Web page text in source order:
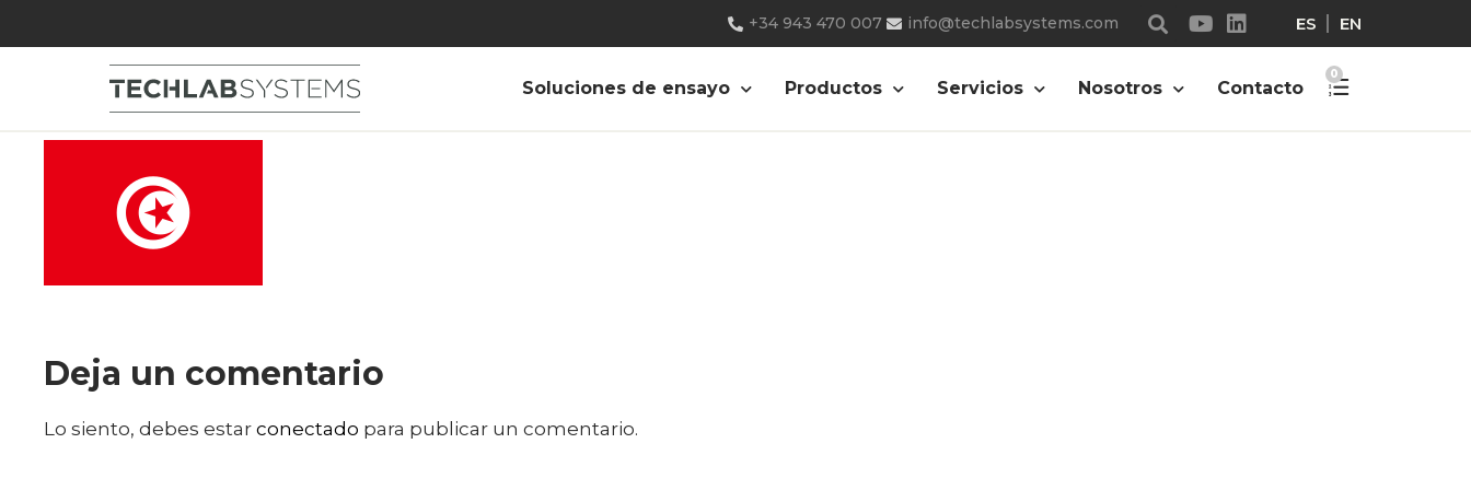
+34 943 470 007 info@techlabsystems.com ES EN
Soluciones de ensayo Productos Servicios Nosotros Contacto
0
Tunez
Deja un comentario
Lo siento, debes estar conectado para publicar un comentario.